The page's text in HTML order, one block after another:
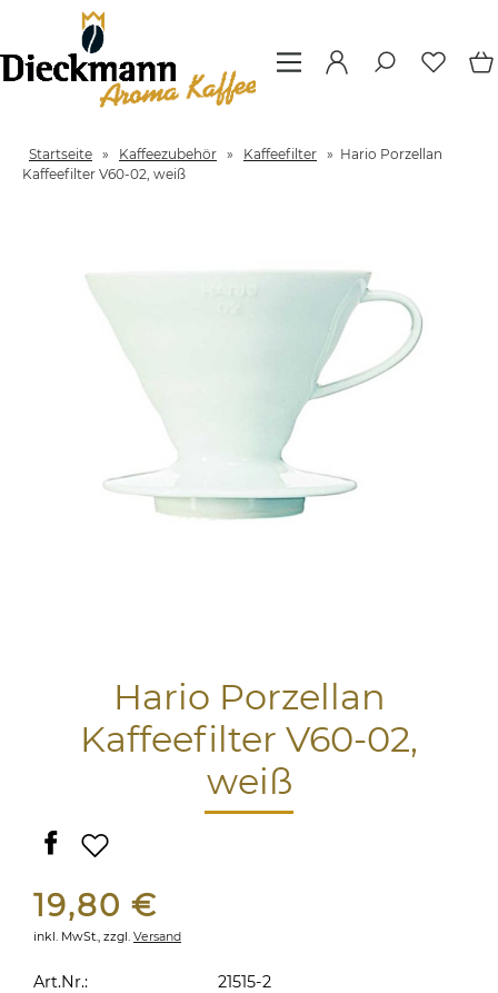
Startseite » Kaffeezubehör » Kaffeefilter » Hario Porzellan
Kaffeefilter V60-02, weiß
Hario Porzellan
Kaffeefilter V60-02,
weiß
19,80 €
inkl. MwSt., zzgl. Versand
Art.Nr.:
21515-2